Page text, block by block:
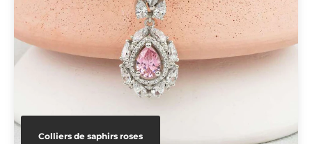
Colliers de saphirs roses